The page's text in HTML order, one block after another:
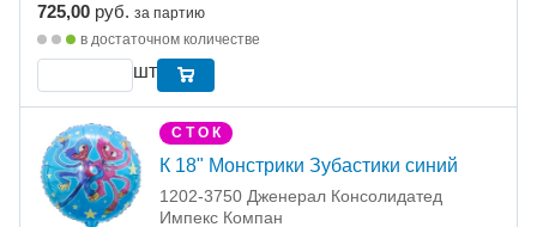
725,00 руб. за партию
в достаточном количестве
шт
С Т О К
К 18" Монстрики Зубастики синий
1202-3750 Дженерал Консолидатед
Импекс Компан